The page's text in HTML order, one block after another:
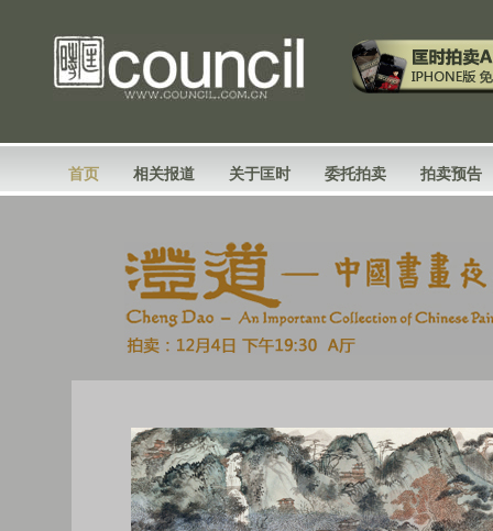
首页 相关报道 关于匡时 委托拍卖 拍卖预告